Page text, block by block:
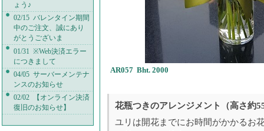
ょう♪
02/15 バレンタイン期間
中のご注文、誠にあり
がとうございま
01/31 ※Web決済エラー
につきまして
04/05 サーバーメンテナ
ンスのお知らせ
02/02 【オンライン決済
復旧のお知らせ】
AR057 Bht. 2000
花瓶つきのアレンジメント（高さ約
ユリは開花までにお時間がかかるお